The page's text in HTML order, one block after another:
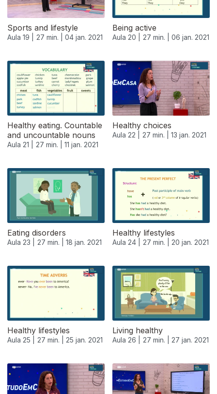
Sports and lifestyle
Aula 19 | 27 min. | 04 jan. 2021
Being active
Aula 20 | 27 min. | 06 jan. 2021
Healthy eating. Countable
and uncountable nouns
Aula 21 | 27 min. | 11 jan. 2021
Healthy choices
Aula 22 | 27 min. | 13 jan. 2021
Eating disorders
Aula 23 | 27 min. | 18 jan. 2021
Healthy lifestyles
Aula 24 | 27 min. | 20 jan. 2021
518756
Healthy lifestyles
Aula 25 | 27 min. | 25 jan. 2021
Living healthy
Aula 26 | 27 min. | 27 jan. 2021